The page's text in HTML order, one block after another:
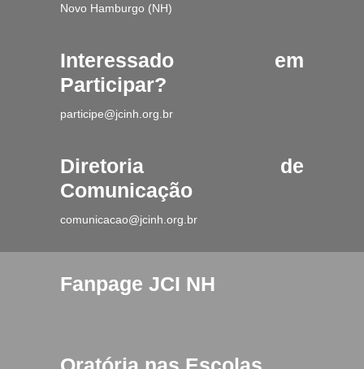
Novo Hamburgo (NH)
Interessado em
Participar?
participe@jcinh.org.br
Diretoria de
Comunicação
comunicacao@jcinh.org.br
Fanpage JCI NH